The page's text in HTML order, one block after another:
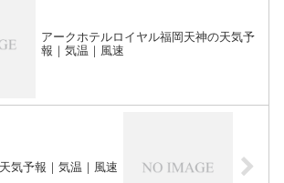
アークホテルロイヤル福岡天神の天気予
報｜気温｜風速
気予報｜気温｜風速